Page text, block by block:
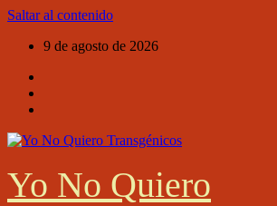
Saltar al contenido
9 de agosto de 2026
Yo No Quiero